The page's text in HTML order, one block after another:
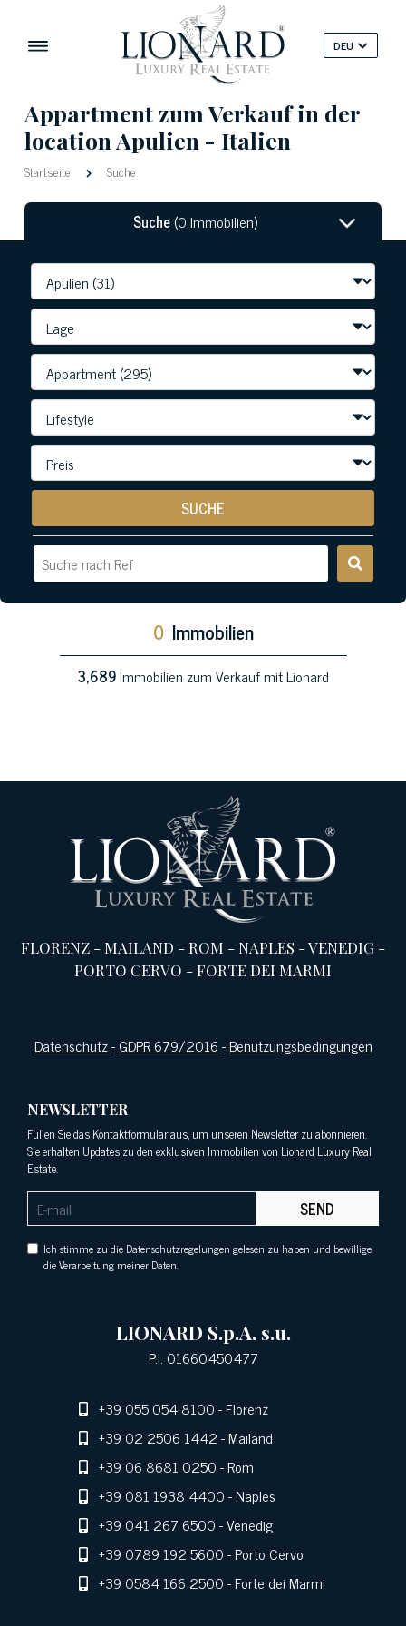
DEU
Appartment zum Verkauf in der
location Apulien - Italien
Startseite Suche
Suche(0 Immobilien)
SUCHE
0 Immobilien
3,689Immobilien zum Verkauf mit Lionard
FLORENZ -MAILAND -ROM -NAPLES -VENEDIG -
PORTO CERVO -FORTE DEI MARMI
Datenschutz-GDPR 679/2016-Benutzungsbedingungen
NEWSLETTER
Füllen Sie das Kontaktformular aus, um unseren Newsletter zu abonnieren.
Sie erhalten Updates zu den exklusiven Immobilien von Lionard Luxury Real
Estate.
SEND
Ich stimme zu die Datenschutzregelungen gelesen zu haben und bewillige
die Verarbeitung meiner Daten.
LIONARD S.p.A. s.u.
P.I. 01660450477
+39 055 054 8100- Florenz
+39 02 2506 1442- Mailand
+39 06 8681 0250- Rom
+39 081 1938 4400- Naples
+39 041 267 6500- Venedig
+39 0789 192 5600- Porto Cervo
+39 0584 166 2500- Forte dei Marmi